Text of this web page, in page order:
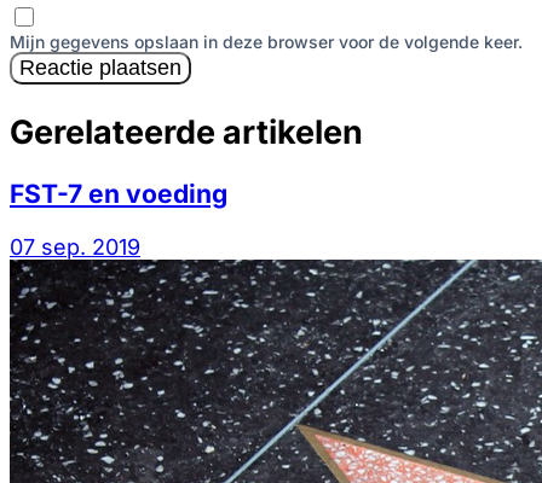
Mijn gegevens opslaan in deze browser voor de volgende keer.
Reactie plaatsen
Gerelateerde artikelen
FST-7 en voeding
07 sep. 2019